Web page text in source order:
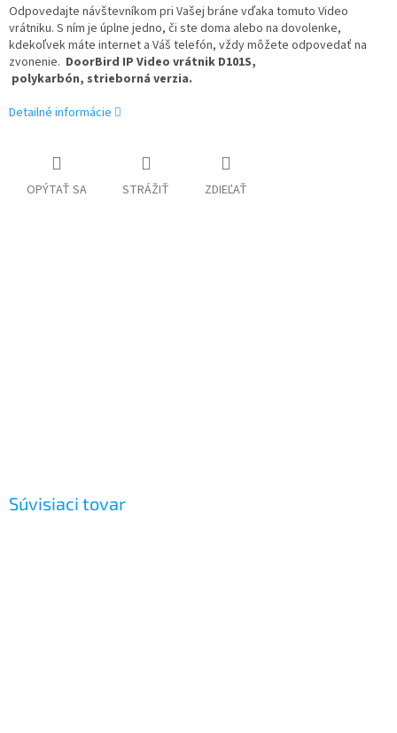
Odpovedajte návštevníkom pri Vašej bráne vďaka tomuto Video
vrátniku. S ním je úplne jedno, či ste doma alebo na dovolenke,
kdekoľvek máte internet a Váš telefón, vždy môžete odpovedať na
zvonenie. DoorBird IP Video vrátnik D101S,
polykarbón, strieborná verzia.
Detailné informácie
OPÝTAŤ SA STRÁŽIŤ ZDIEĽAŤ
Súvisiaci tovar